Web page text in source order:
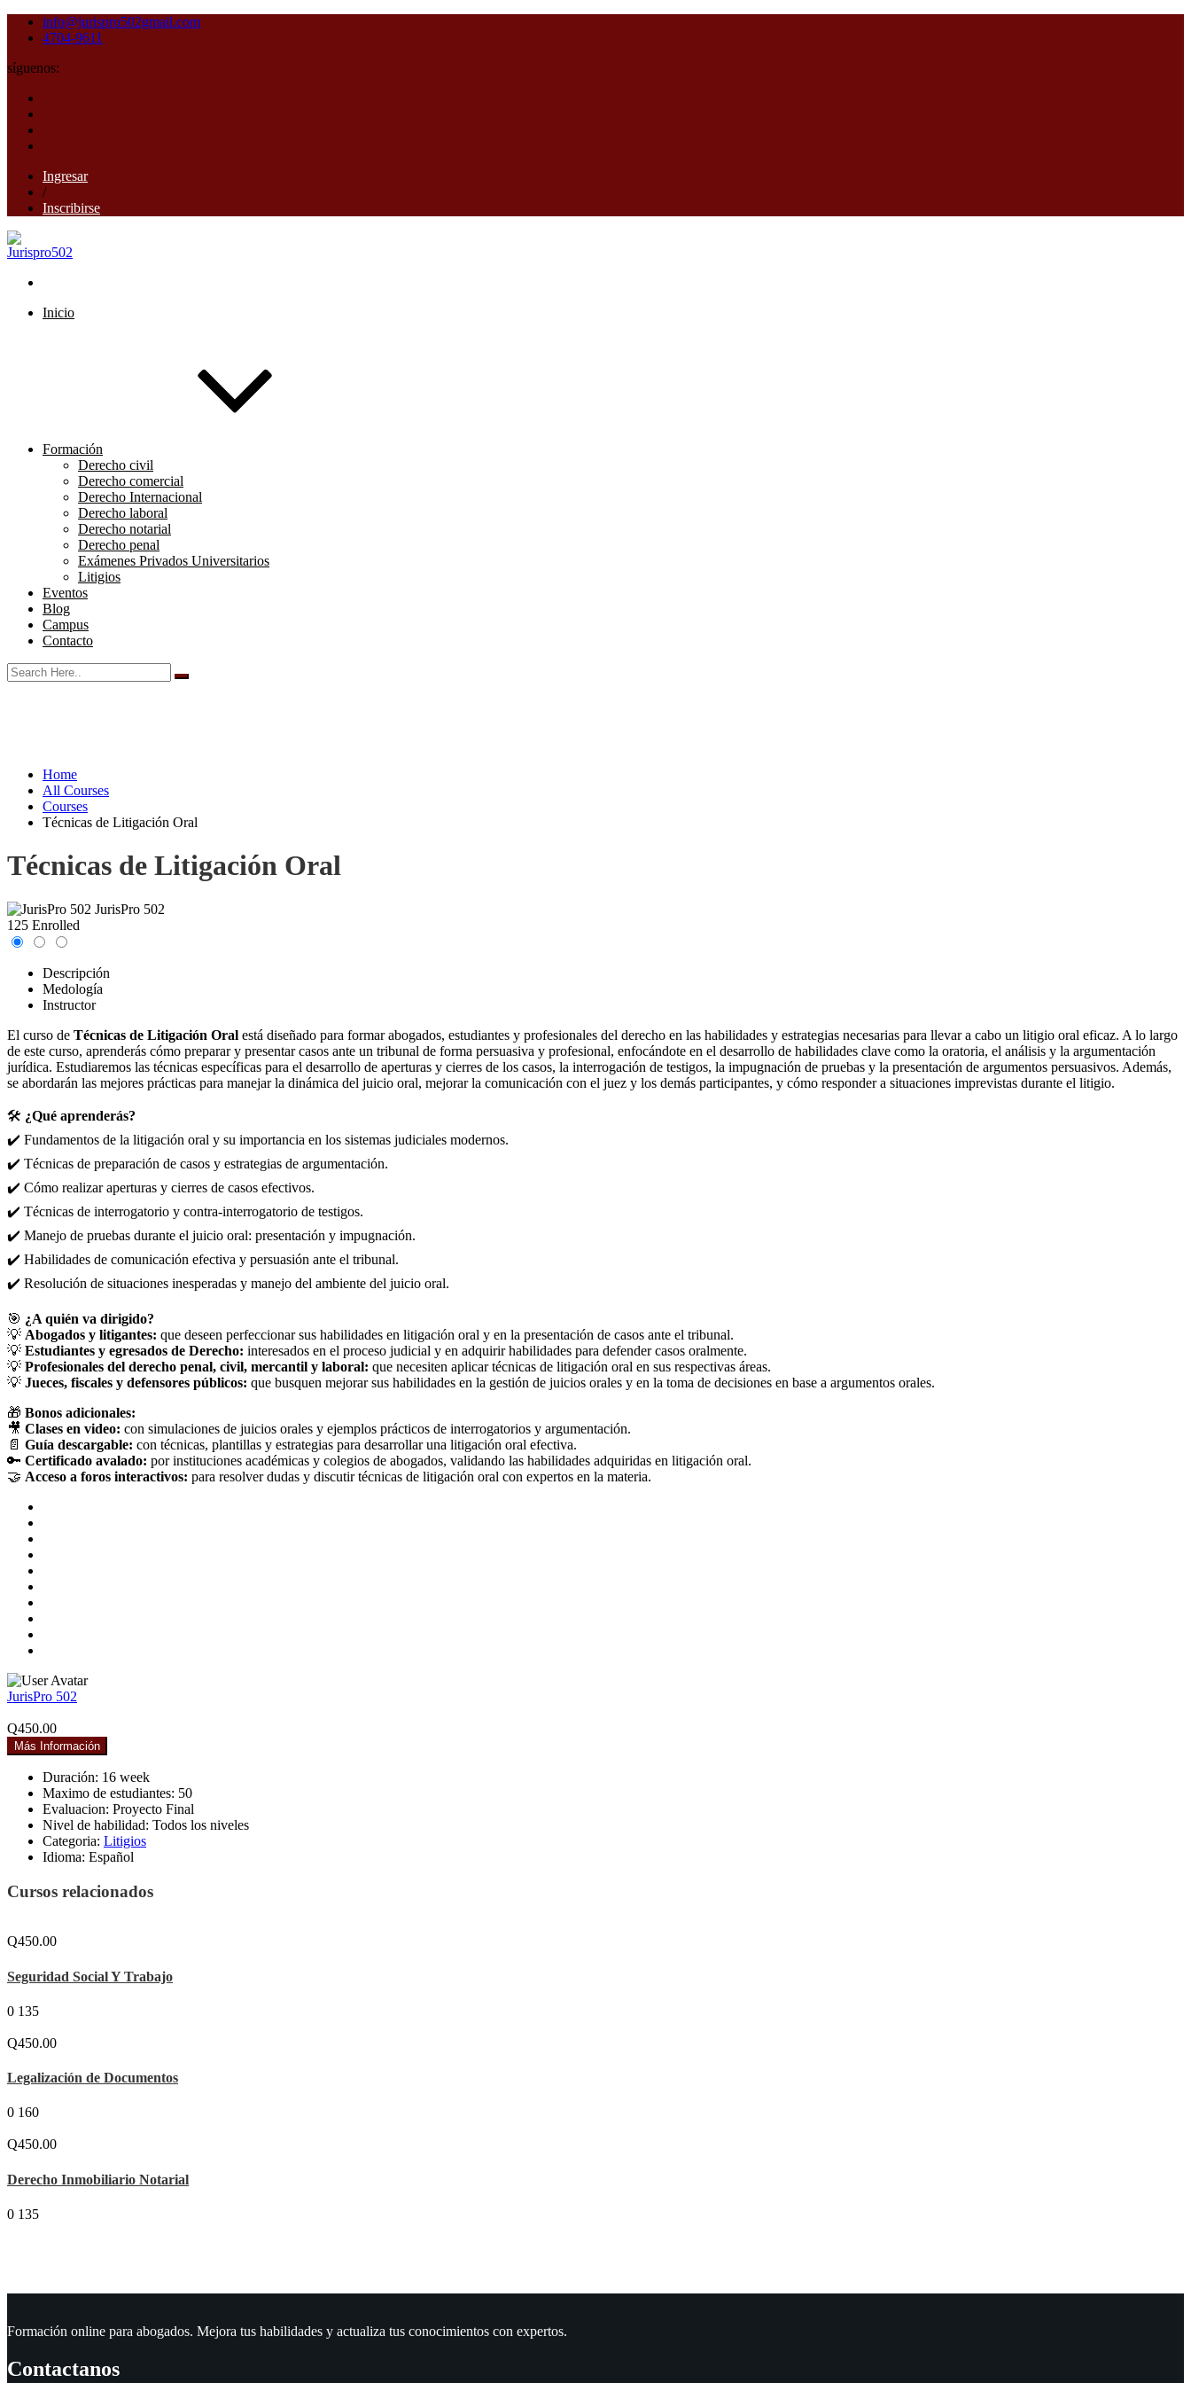
info@jurispro502gmail.com
4704-9611
síguenos:
Ingresar
/
Inscribirse
Inicio
Formación
Derecho civil
Derecho comercial
Derecho Internacional
Derecho laboral
Derecho notarial
Derecho penal
Exámenes Privados Universitarios
Litigios
Eventos
Blog
Campus
Contacto
Home
All Courses
Courses
Técnicas de Litigación Oral
Técnicas de Litigación Oral
JurisPro 502
125 Enrolled
Descripción
Medología
Instructor
El curso de Técnicas de Litigación Oral está diseñado para formar abogados, estudiantes y profesionales del derecho en las habilidades y estrategias necesarias para llevar a cabo un litigio oral eficaz. A lo largo
de este curso, aprenderás cómo preparar y presentar casos ante un tribunal de forma persuasiva y profesional, enfocándote en el desarrollo de habilidades clave como la oratoria, el análisis y la argumentación
jurídica. Estudiaremos las técnicas específicas para el desarrollo de aperturas y cierres de los casos, la interrogación de testigos, la impugnación de pruebas y la presentación de argumentos persuasivos. Además,
se abordarán las mejores prácticas para manejar la dinámica del juicio oral, mejorar la comunicación con el juez y los demás participantes, y cómo responder a situaciones imprevistas durante el litigio.
🛠️ ¿Qué aprenderás?
✔️ Fundamentos de la litigación oral y su importancia en los sistemas judiciales modernos.
✔️ Técnicas de preparación de casos y estrategias de argumentación.
✔️ Cómo realizar aperturas y cierres de casos efectivos.
✔️ Técnicas de interrogatorio y contra-interrogatorio de testigos.
✔️ Manejo de pruebas durante el juicio oral: presentación y impugnación.
✔️ Habilidades de comunicación efectiva y persuasión ante el tribunal.
✔️ Resolución de situaciones inesperadas y manejo del ambiente del juicio oral.
🎯 ¿A quién va dirigido?
💡 Abogados y litigantes: que deseen perfeccionar sus habilidades en litigación oral y en la presentación de casos ante el tribunal.
💡 Estudiantes y egresados de Derecho: interesados en el proceso judicial y en adquirir habilidades para defender casos oralmente.
💡 Profesionales del derecho penal, civil, mercantil y laboral: que necesiten aplicar técnicas de litigación oral en sus respectivas áreas.
💡 Jueces, fiscales y defensores públicos: que busquen mejorar sus habilidades en la gestión de juicios orales y en la toma de decisiones en base a argumentos orales.
🎁 Bonos adicionales:
🎥 Clases en video: con simulaciones de juicios orales y ejemplos prácticos de interrogatorios y argumentación.
📄 Guía descargable: con técnicas, plantillas y estrategias para desarrollar una litigación oral efectiva.
🔑 Certificado avalado: por instituciones académicas y colegios de abogados, validando las habilidades adquiridas en litigación oral.
🤝 Acceso a foros interactivos: para resolver dudas y discutir técnicas de litigación oral con expertos en la materia.
JurisPro 502
Q450.00
Más Información
Duración: 16 week
Maximo de estudiantes: 50
Evaluacion: Proyecto Final
Nivel de habilidad: Todos los niveles
Categoria: Litigios
Idioma: Español
Cursos relacionados
Q450.00
Seguridad Social Y Trabajo
0 135
Q450.00
Legalización de Documentos
0 160
Q450.00
Derecho Inmobiliario Notarial
0 135
Formación online para abogados. Mejora tus habilidades y actualiza tus conocimientos con expertos.
Contactanos